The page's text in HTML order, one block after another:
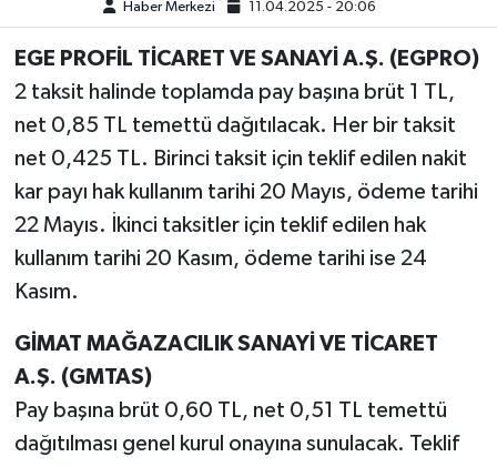
Haber Merkezi 11.04.2025 - 20:06
EGE PROFİL TİCARET VE SANAYİ A.Ş. (EGPRO)
2 taksit halinde toplamda pay başına brüt 1 TL,
net 0,85 TL temettü dağıtılacak. Her bir taksit
net 0,425 TL. Birinci taksit için teklif edilen nakit
kar payı hak kullanım tarihi 20 Mayıs, ödeme tarihi
22 Mayıs. İkinci taksitler için teklif edilen hak
kullanım tarihi 20 Kasım, ödeme tarihi ise 24
Kasım.
GİMAT MAĞAZACILIK SANAYİ VE TİCARET
A.Ş. (GMTAS)
Pay başına brüt 0,60 TL, net 0,51 TL temettü
dağıtılması genel kurul onayına sunulacak. Teklif